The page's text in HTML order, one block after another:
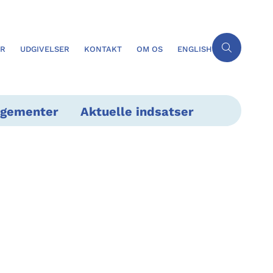
UDGIVELSER KONTAKT OM OS ENGLISH
Aktuelle indsatser